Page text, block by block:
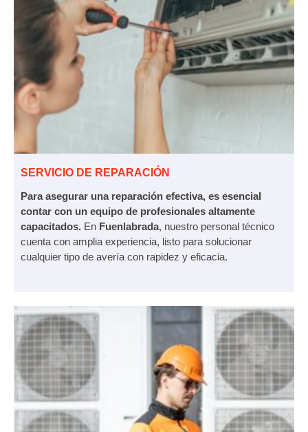
SERVICIO DE REPARACIÓN
Para asegurar una reparación efectiva, es esencial
contar con un equipo de profesionales altamente
capacitados. En Fuenlabrada, nuestro personal técnico
cuenta con amplia experiencia, listo para solucionar
cualquier tipo de avería con rapidez y eficacia.